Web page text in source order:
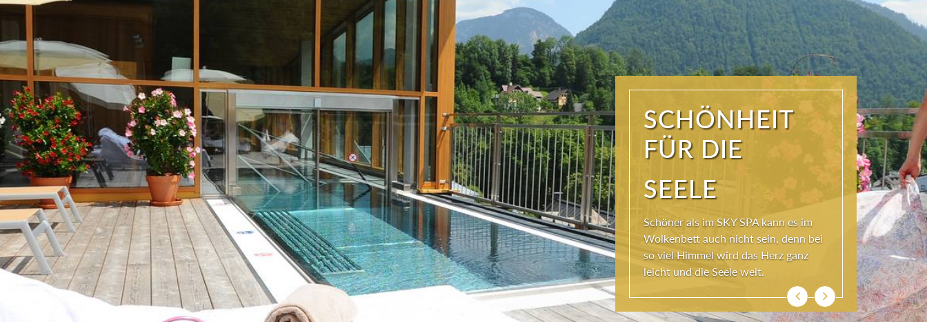
WIR SIND
FRISCH UND
MUNTER!
Ist der Körper in Bewegung, kann die
Seele besser baumeln. Das Hotel
Erzherzog Johann bietet dafür täglich
das FIT- und MENTAL-Programm.
ZurückWeiter